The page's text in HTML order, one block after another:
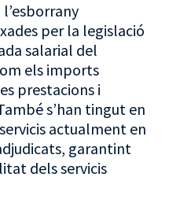
per la legislació
salarial del
els imports
prestacions i
s’han tingut en
actualment en
garantint
dels servicis